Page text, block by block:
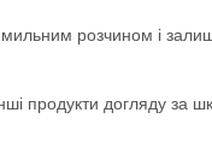
розчином і
продукти догляду за